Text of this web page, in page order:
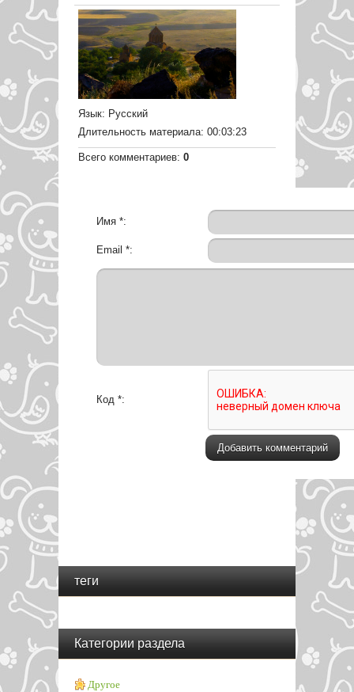
Язык: Русский
Длительность материала: 00:03:23
Всего комментариев: 0
Имя *:
Email *:
Код *:
теги
Категории раздела
Другое